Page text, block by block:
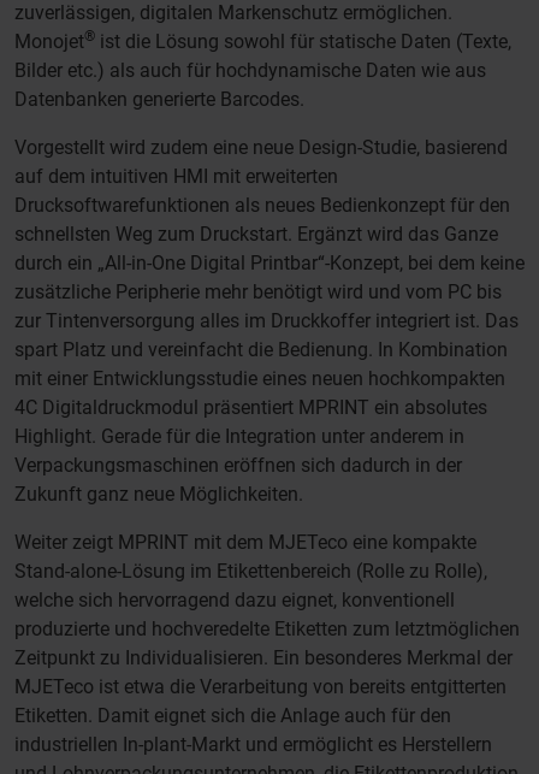
zuverlässigen, digitalen Markenschutz ermöglichen.
Monojet® ist die Lösung sowohl für statische Daten (Texte,
Bilder etc.) als auch für hochdynamische Daten wie aus
Datenbanken generierte Barcodes.
Vorgestellt wird zudem eine neue Design-Studie, basierend
auf dem intuitiven HMI mit erweiterten
Drucksoftwarefunktionen als neues Bedienkonzept für den
schnellsten Weg zum Druckstart. Ergänzt wird das Ganze
durch ein „All-in-One Digital Printbar“-Konzept, bei dem keine
zusätzliche Peripherie mehr benötigt wird und vom PC bis
zur Tintenversorgung alles im Druckkoffer integriert ist. Das
spart Platz und vereinfacht die Bedienung. In Kombination
mit einer Entwicklungsstudie eines neuen hochkompakten
4C Digitaldruckmodul präsentiert MPRINT ein absolutes
Highlight. Gerade für die Integration unter anderem in
Verpackungsmaschinen eröffnen sich dadurch in der
Zukunft ganz neue Möglichkeiten.
Weiter zeigt MPRINT mit dem MJETeco eine kompakte
Stand-alone-Lösung im Etikettenbereich (Rolle zu Rolle),
welche sich hervorragend dazu eignet, konventionell
produzierte und hochveredelte Etiketten zum letztmöglichen
Zeitpunkt zu Individualisieren. Ein besonderes Merkmal der
MJETeco ist etwa die Verarbeitung von bereits entgitterten
Etiketten. Damit eignet sich die Anlage auch für den
industriellen In-plant-Markt und ermöglicht es Herstellern